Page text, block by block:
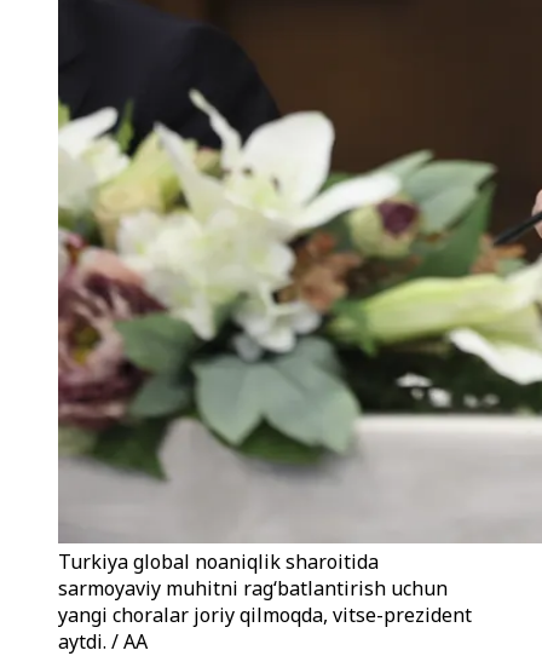
Turkiya global noaniqlik sharoitida
sarmoyaviy muhitni rag‘batlantirish uchun
yangi choralar joriy qilmoqda, vitse-prezident
aytdi. / AA